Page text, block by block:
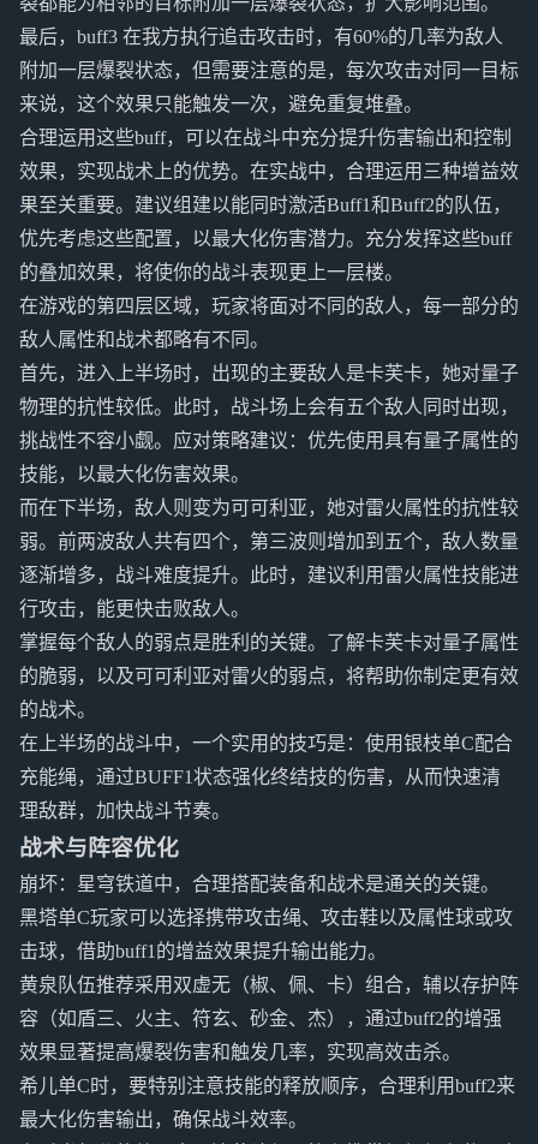
最后，buff3 在我方执行追击攻击时，有60%的几率为敌人
附加一层爆裂状态，但需要注意的是，每次攻击对同一目标
来说，这个效果只能触发一次，避免重复堆叠。
合理运用这些buff，可以在战斗中充分提升伤害输出和控制
效果，实现战术上的优势。在实战中，合理运用三种增益效
果至关重要。建议组建以能同时激活Buff1和Buff2的队伍，
优先考虑这些配置，以最大化伤害潜力。充分发挥这些buff
的叠加效果，将使你的战斗表现更上一层楼。
在游戏的第四层区域，玩家将面对不同的敌人，每一部分的
敌人属性和战术都略有不同。
首先，进入上半场时，出现的主要敌人是卡芙卡，她对量子
物理的抗性较低。此时，战斗场上会有五个敌人同时出现，
挑战性不容小觑。应对策略建议：优先使用具有量子属性的
技能，以最大化伤害效果。
而在下半场，敌人则变为可可利亚，她对雷火属性的抗性较
弱。前两波敌人共有四个，第三波则增加到五个，敌人数量
逐渐增多，战斗难度提升。此时，建议利用雷火属性技能进
行攻击，能更快击败敌人。
掌握每个敌人的弱点是胜利的关键。了解卡芙卡对量子属性
的脆弱，以及可可利亚对雷火的弱点，将帮助你制定更有效
的战术。
在上半场的战斗中，一个实用的技巧是：使用银枝单C配合
充能绳，通过BUFF1状态强化终结技的伤害，从而快速清
理敌群，加快战斗节奏。
战术与阵容优化
崩坏：星穹铁道中，合理搭配装备和战术是通关的关键。
黑塔单C玩家可以选择携带攻击绳、攻击鞋以及属性球或攻
击球，借助buff1的增益效果提升输出能力。
黄泉队伍推荐采用双虚无（椒、佩、卡）组合，辅以存护阵
容（如盾三、火主、符玄、砂金、杰），通过buff2的增强
效果显著提高爆裂伤害和触发几率，实现高效击杀。
希儿单C时，要特别注意技能的释放顺序，合理利用buff2来
最大化伤害输出，确保战斗效率。